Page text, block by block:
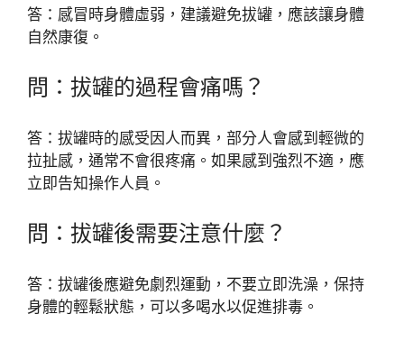
答：感冒時身體虛弱，建議避免拔罐，應該讓身體
自然康復。
問：拔罐的過程會痛嗎？
答：拔罐時的感受因人而異，部分人會感到輕微的
拉扯感，通常不會很疼痛。如果感到強烈不適，應
立即告知操作人員。
問：拔罐後需要注意什麼？
答：拔罐後應避免劇烈運動，不要立即洗澡，保持
身體的輕鬆狀態，可以多喝水以促進排毒。